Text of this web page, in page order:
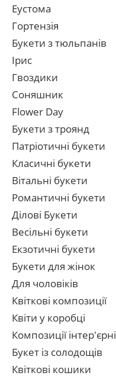
Еустома
Гортензія
Букети з тюльпанів
Ірис
Гвоздики
Соняшник
Flower Day
Букети з троянд
Патріотичні букети
Класичні букети
Вітальні букети
Романтичні букети
Ділові Букети
Весільні букети
Екзотичні букети
Букети для жінок
Для чоловіків
Квіткові композиції
Квіти у коробці
Композиції інтер'єрні
Букет із солодощів
Квіткові кошики